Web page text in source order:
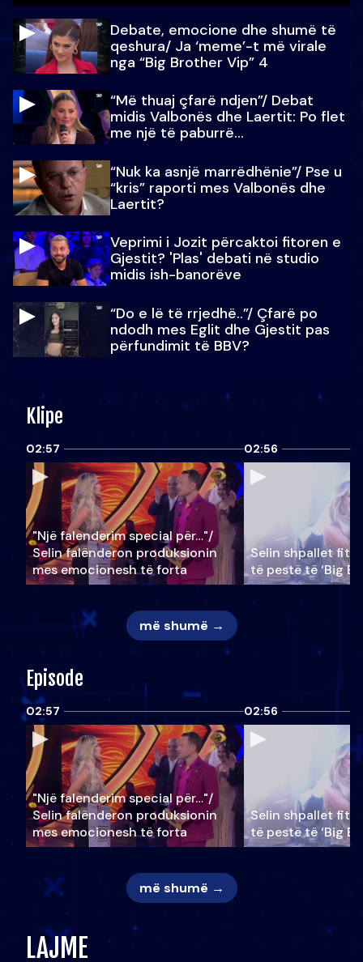
Debate, emocione dhe shumë të
qeshura/ Ja ‘meme’-t më virale
nga “Big Brother Vip” 4
“Më thuaj çfarë ndjen”/ Debat
midis Valbonës dhe Laertit: Po flet
me një të paburrë...
“Nuk ka asnjë marrëdhënie”/ Pse u
“kris” raporti mes Valbonës dhe
Laertit?
Veprimi i Jozit përcaktoi fitoren e
Gjestit? 'Plas' debati në studio
midis ish-banorëve
“Do e lë të rrjedhë..”/ Çfarë po
ndodh mes Eglit dhe Gjestit pas
përfundimit të BBV?
Klipe
02:57
"Një falenderim special për…"/
Selin falënderon produksionin
mes emocionesh të forta
02:56
Selin shpallet
të pestë të ‘Big
më shumë →
Episode
02:57
"Një falenderim special për…"/
Selin falënderon produksionin
mes emocionesh të forta
02:56
Selin shpallet
të pestë të ‘Big
më shumë →
LAJME